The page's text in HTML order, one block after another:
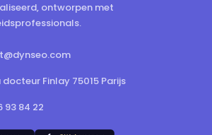
ontworpen met
docteur Finlay 75015 Parijs
93 84 22